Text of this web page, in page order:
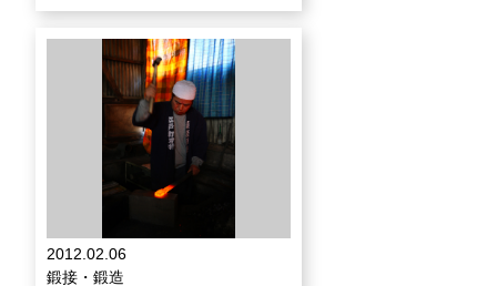
2012.02.06
鍛接・鍛造